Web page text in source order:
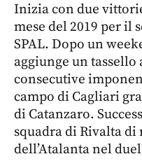
Inizia con due
mese del 2019 per il
SPAL. Dopo un
aggiunge un
consecutive
campo di Cagliari
di Catanzaro.
squadra di Rivalta
dell’Atalanta nel